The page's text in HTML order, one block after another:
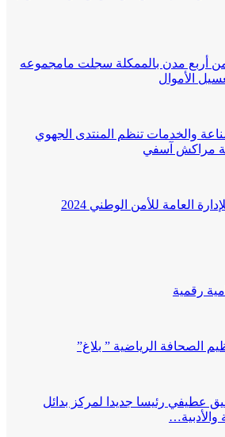
ضمن أربع مدن بالممكلة سجلت مامجموعه
والخدمات تنظم المنتدى الجهوي
مراكش آسفي
العامة للأمن الوطني 2024
رقمية
الصحافة الرياضية ” بلاغ”
عطيفي رئيسا جديدا لمركز بدائل
والأدبية…